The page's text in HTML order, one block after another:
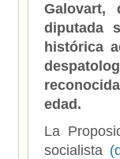
Galovart,
diputada
histórica
edad.
La
socialista